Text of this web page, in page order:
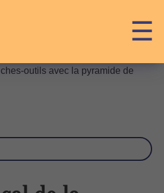
☰
outils avec la pyramide de